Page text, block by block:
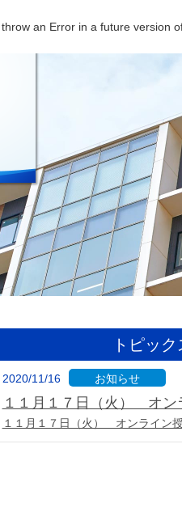
an Error in a future version
トピッ
2020/11/16 お知らせ
１１月１７日（火） オン
１１月１７日（火） オンライン